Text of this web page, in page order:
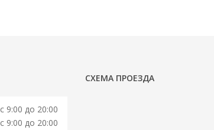
с 9:00 до 20:00
с 9:00 до 20:00
СХЕМА ПРОЕЗДА